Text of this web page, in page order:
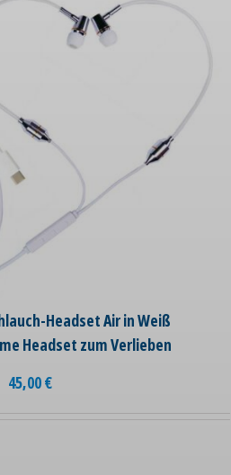
Headset Air in Weiß
Headset zum Verlieben
45,00€